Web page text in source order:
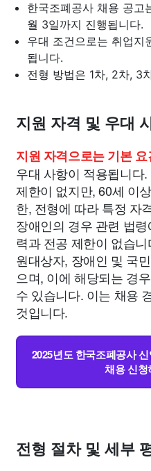
한국조폐공사 채용 공
월 3일까지 진행됩니다.
우대 조건으로는 취업지
됩니다.
전형 방법은 1차, 2차, 3
지원 자격 및 우대
지원 자격으로는 기본
우대 사항이 적용됩니다
제한이 없지만, 60세 이
한, 전형에 따라 특정 자
장애인의 경우 관련 법
력과 전공 제한이 없습
원대상자, 장애인 및 국
으며, 이에 해당되는 경
수 있습니다. 이는 채용
것입니다.
2025년도 한국조폐공사
채용 신
전형 절차 및 세부